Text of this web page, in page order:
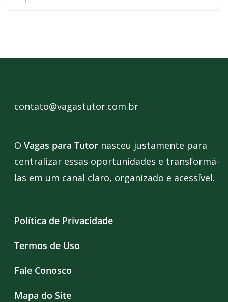
contato@vagastutor.com.br
O Vagas para Tutor nasceu justamente para
centralizar essas oportunidades e transformá-
las em um canal claro, organizado e acessível.
Política de Privacidade
Termos de Uso
Fale Conosco
Mapa do Site